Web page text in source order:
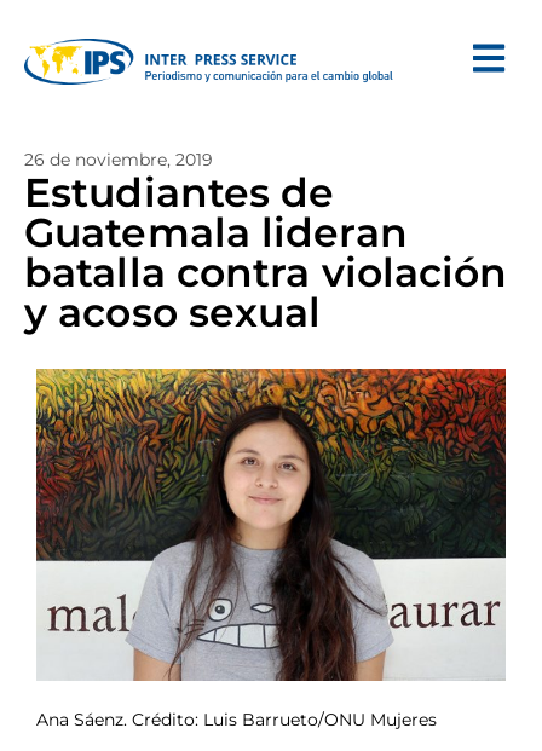
26 de noviembre, 2019
Estudiantes de
Guatemala lideran
batalla contra violación
y acoso sexual
Ana Sáenz. Crédito: Luis Barrueto/ONU Mujeres